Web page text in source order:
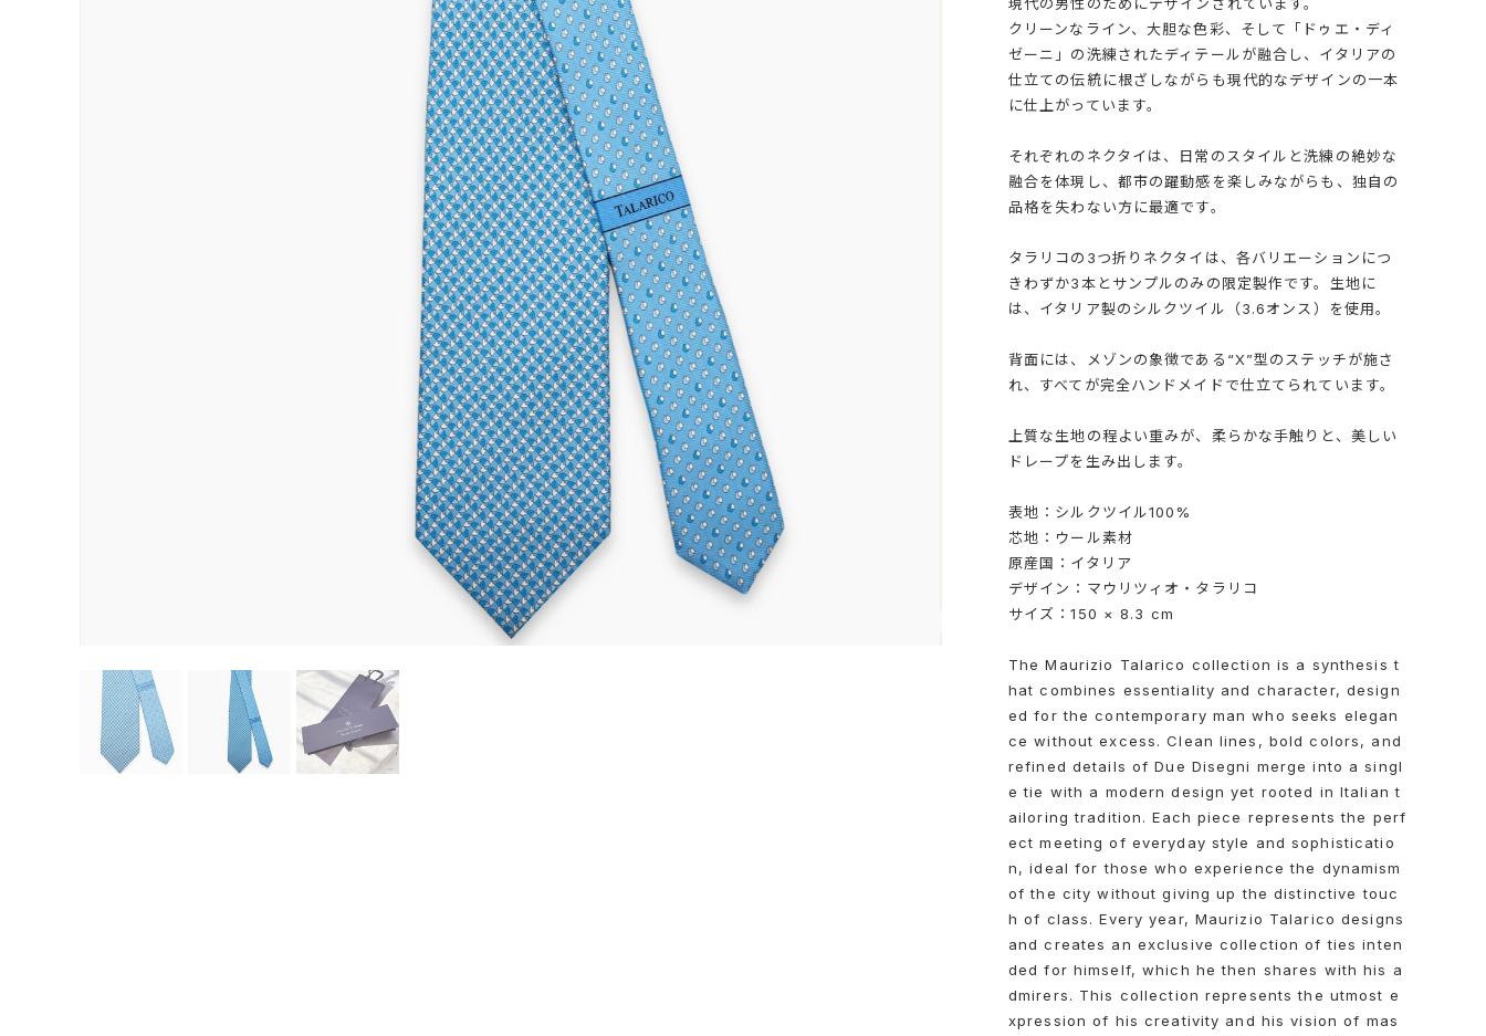
クリーンなライン、大胆な色彩、そして「ドゥエ・ディ
ゼーニ」の洗練されたディテールが融合し、イタリアの
仕立ての伝統に根ざしながらも現代的なデザインの一本
に仕上がっています。
それぞれのネクタイは、日常のスタイルと洗練の絶妙な
融合を体現し、都市の躍動感を楽しみながらも、独自の
品格を失わない方に最適です。
タラリコの3つ折りネクタイは、各バリエーションにつ
きわずか3本とサンプルのみの限定製作です。生地に
は、イタリア製のシルクツイル（3.6オンス）を使用。
背面には、メゾンの象徴である“X”型のステッチが施さ
れ、すべてが完全ハンドメイドで仕立てられています。
上質な生地の程よい重みが、柔らかな手触りと、美しい
ドレープを生み出します。
表地：シルクツイル100%
芯地：ウール素材
原産国：イタリア
デザイン：マウリツィオ・タラリコ
サイズ：150 × 8.3 cm
The Maurizio Talarico collection is a synthesis t
hat combines essentiality and character, design
ed for the contemporary man who seeks elegan
ce without excess. Clean lines, bold colors, and
refined details of Due Disegni merge into a singl
e tie with a modern design yet rooted in Italian t
ailoring tradition. Each piece represents the perf
ect meeting of everyday style and sophisticatio
n, ideal for those who experience the dynamism
of the city without giving up the distinctive touc
h of class. Every year, Maurizio Talarico designs
and creates an exclusive collection of ties inten
ded for himself, which he then shares with his a
dmirers. This collection represents the utmost e
xpression of his creativity and his vision of mas